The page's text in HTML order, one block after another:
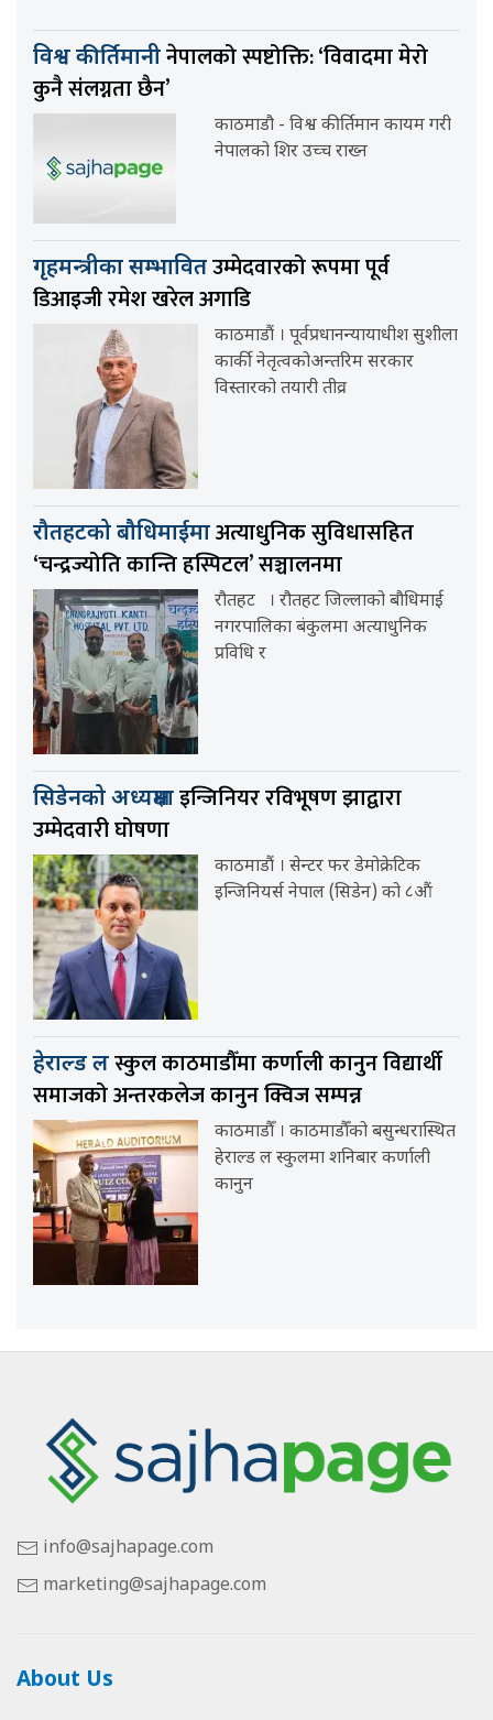
विश्व कीर्तिमानीनेपालको स्पष्टोक्ति: ‘विवादमा मेरो
कुनै संलग्नता छैन’
काठमाडौ - विश्व कीर्तिमान कायम गरी
नेपालको शिर उच्च राख्न
गृहमन्त्रीका सम्भावितउम्मेदवारको रूपमा पूर्व
डिआइजी रमेश खरेल अगाडि
काठमाडौं । पूर्वप्रधानन्यायाधीश सुशीला
कार्की नेतृत्वकोअन्तरिम सरकार
विस्तारको तयारी तीव्र
रौतहटको बौधिमाईमाअत्याधुनिक सुविधासहित
‘चन्द्रज्योति कान्ति हस्पिटल’ सञ्चालनमा
रौतहट । रौतहट जिल्लाको बौधिमाई
नगरपालिका बंकुलमा अत्याधुनिक
प्रविधि र
सिडेनको अध्यक्षमाइन्जिनियर रविभूषण झाद्वारा
उम्मेदवारी घोषणा
काठमाडौं । सेन्टर फर डेमोक्रेटिक
इन्जिनियर्स नेपाल (सिडेन) को ८औं
हेराल्ड लस्कुल काठमाडौँमा कर्णाली कानुन विद्यार्थी
समाजको अन्तरकलेज कानुन क्विज सम्पन्न
काठमाडौँ । काठमाडौँको बसुन्धरास्थित
हेराल्ड ल स्कुलमा शनिबार कर्णाली
कानुन
info@sajhapage.com
marketing@sajhapage.com
About Us